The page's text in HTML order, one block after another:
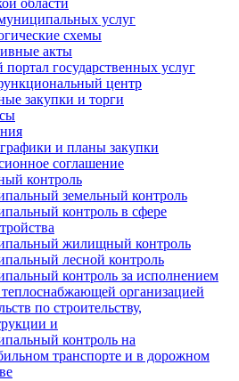
области
услуг
схемы
акты
государственных услуг
центр
закупки и торги
и планы закупки
соглашение
контроль
земельный контроль
контроль в сфере
жилищный контроль
лесной контроль
контроль за исполнением
организацией
по строительству,
и
контроль на
транспорте и в дорожном